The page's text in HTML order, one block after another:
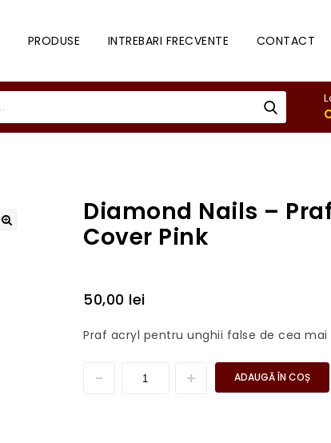
PRODUSE INTREBARI FRECVENTE CONTACT
Diamond Nails –
Cover Pink
50,00 lei
Praf acryl pentru unghii false de cea
ADAUGĂ ÎN COȘ